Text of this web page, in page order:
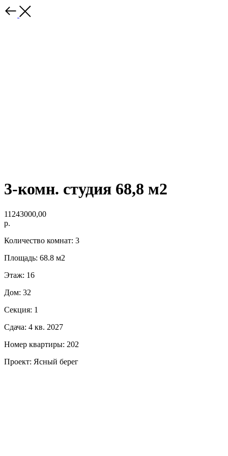
3-комн. студия 68,8 м2
11243000,00
р.
Количество комнат: 3
Площадь: 68.8 м2
Этаж: 16
Дом: 32
Секция: 1
Сдача: 4 кв. 2027
Номер квартиры: 202
Проект: Ясный берег